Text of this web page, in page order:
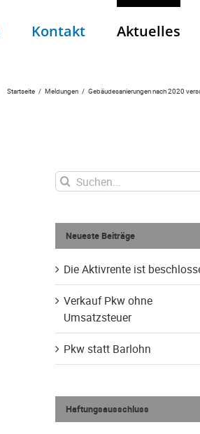
Kontakt Aktuelles
Startseite Meldungen Gebäudesanierungen nach 2020
Suche
nach:
Neueste Beiträge
Die Aktivrente ist
Verkauf Pkw ohne
Umsatzsteuer
Pkw statt Barlohn
Haftungsausschluss